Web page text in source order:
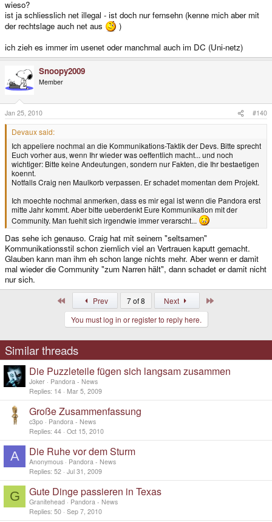
wieso?
ist ja schliesslich net illegal - ist doch nur fernsehn (kenne mich aber mit
der rechtslage auch net aus
)
ich zieh es immer im usenet oder manchmal auch im DC (Uni-netz)
Snoopy2009
Member
Jan 25, 2010 #140
Devaux said:
Ich appeliere nochmal an die Kommunikations-Taktik der Devs. Bitte sprecht
Euch vorher aus, wenn Ihr wieder was oeffentlich macht... und noch
wichtiger: Bitte keine Andeutungen, sondern nur Fakten, die Ihr bestaetigen
koennt.
Notfalls Craig nen Maulkorb verpassen. Er schadet momentan dem Projekt.
Ich moechte nochmal anmerken, dass es mir egal ist wenn die Pandora erst
mitte Jahr kommt. Aber bitte ueberdenkt Eure Kommunikation mit der
Community. Man fuehlt sich irgendwie immer verarscht...
Das sehe ich genauso. Craig hat mit seinem "seltsamen"
Kommunikationsstil schon ziemlich viel an Vertrauen kaputt gemacht.
Glauben kann man ihm eh schon lange nichts mehr. Aber wenn er damit
mal wieder die Community "zum Narren hält", dann schadet er damit nicht
nur sich.
Prev 7 of 8 Next
You must log in or register to reply here.
Similar threads
Die Puzzleteile fügen sich langsam zusammen
Joker
Pandora - News
Replies 14 Mar 5, 2009
Große Zusammenfassung
c3po
Pandora - News
Replies 44 Oct 15, 2010
A Die Ruhe vor dem Sturm
Anonymous
Pandora - News
Replies 52 Jul 31, 2009
G Gute Dinge passieren in Texas
Granitehead
Pandora - News
Replies 50 Sep 7, 2010